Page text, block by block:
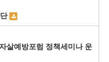
살예방포럼 정책세미나 운